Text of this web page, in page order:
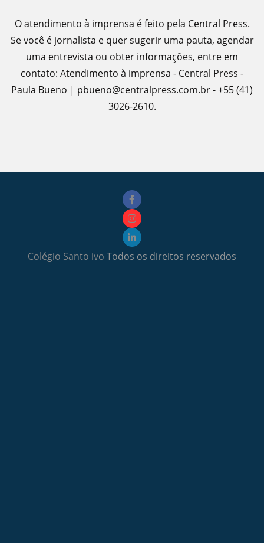
O atendimento à imprensa é feito pela Central Press.
Se você é jornalista e quer sugerir uma pauta, agendar
uma entrevista ou obter informações, entre em
contato: Atendimento à imprensa - Central Press -
Paula Bueno | pbueno@centralpress.com.br - +55 (41)
3026-2610.
Colégio Santo ivo Todos os direitos reservados